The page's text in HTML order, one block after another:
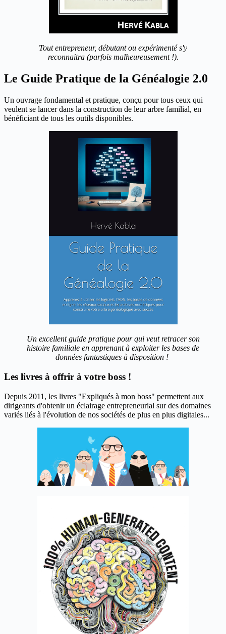
Tout entrepreneur, débutant ou expérimenté s'y
reconnaitra (parfois malheureusement !).
Le Guide Pratique de la Généalogie 2.0
Un ouvrage fondamental et pratique, conçu pour tous ceux qui
veulent se lancer dans la construction de leur arbre familial, en
bénéficiant de tous les outils disponibles.
Un excellent guide pratique pour qui veut retracer son
histoire familiale en apprenant à exploiter les bases de
données fantastiques à disposition !
Les livres à offrir à votre boss !
Depuis 2011, les livres "Expliqués à mon boss" permettent aux
dirigeants d'obtenir un éclairage entrepreneurial sur des domaines
variés liés à l'évolution de nos sociétés de plus en plus digitales...